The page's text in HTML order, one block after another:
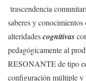
trascendencia
saberes y
alteridadescognitivas
pedagógicamente al
RESONANTE de tipo
configuración múltiple y